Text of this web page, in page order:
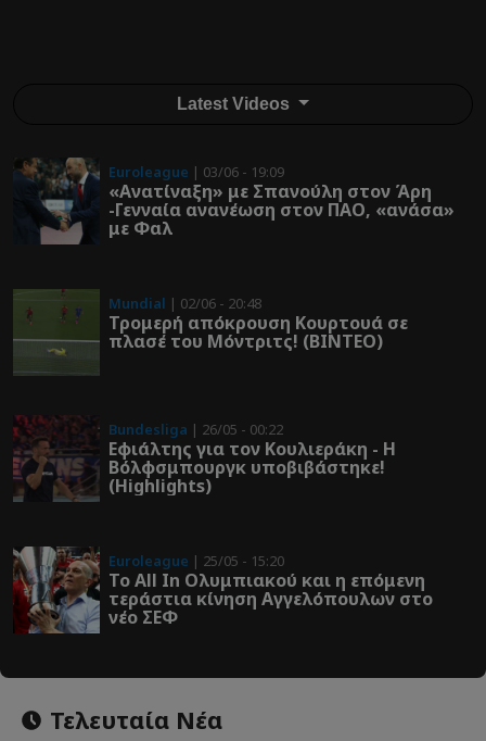
Latest Videos
Euroleague | 03/06 - 19:09
«Ανατίναξη» με Σπανούλη στον Άρη
-Γενναία ανανέωση στον ΠΑΟ, «ανάσα»
με Φαλ
Mundial | 02/06 - 20:48
Τρομερή απόκρουση Κουρτουά σε
πλασέ του Μόντριτς! (ΒΙΝΤΕΟ)
Bundesliga | 26/05 - 00:22
Εφιάλτης για τον Κουλιεράκη - Η
Βόλφσμπουργκ υποβιβάστηκε!
(Highlights)
Euroleague | 25/05 - 15:20
Το All In Ολυμπιακού και η επόμενη
τεράστια κίνηση Αγγελόπουλων στο
νέο ΣΕΦ
Τελευταία Νέα